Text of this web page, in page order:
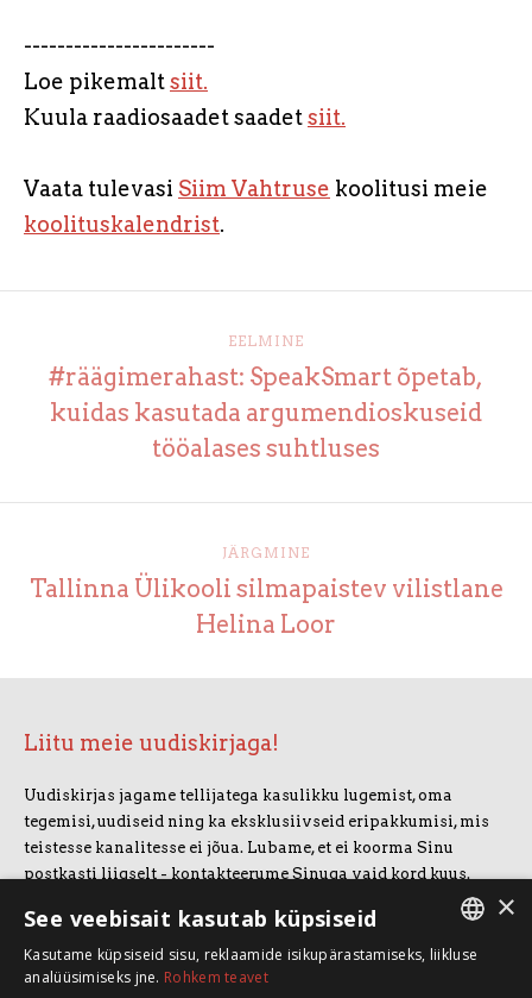
-----------------------
Loe pikemaltsiit.
Kuula raadiosaadet saadetsiit.
Vaata tulevasi Siim Vahtruse koolitusi meie
koolituskalendrist.
EELMINE
#räägimerahast: SpeakSmart õpetab,
kuidas kasutada argumendioskuseid
tööalases suhtluses
JÄRGMINE
Tallinna Ülikooli silmapaistev vilistlane
Helina Loor
Liitu meie uudiskirjaga!
Uudiskirjas jagame tellijatega kasulikku lugemist, oma
tegemisi, uudiseid ning ka eksklusiivseid eripakkumisi, mis
teistesse kanalitesse ei jõua. Lubame, et ei koorma Sinu
postkasti liigselt - kontakteerume Sinuga vaid kord kuus.
LIITUN UUDISKIRJAGA
×
See veebisait kasutab küpsiseid
Kasutame küpsiseid sisu, reklaamide isikupärastamiseks, liikluse
analüüsimiseks jne. Rohkem teavet